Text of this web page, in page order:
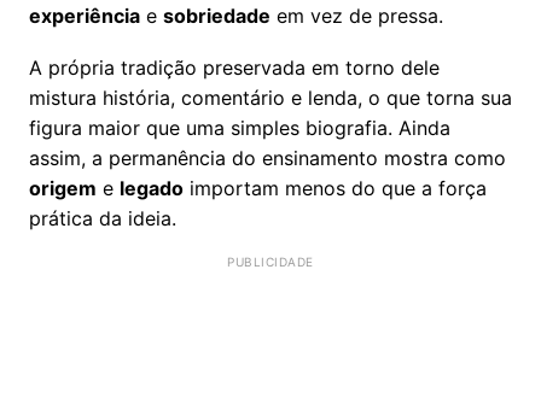
experiência e sobriedade em vez de pressa.
A própria tradição preservada em torno dele
mistura história, comentário e lenda, o que torna sua
figura maior que uma simples biografia. Ainda
assim, a permanência do ensinamento mostra como
origem e legado importam menos do que a força
prática da ideia.